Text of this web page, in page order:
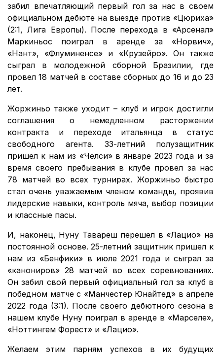
забил впечатляющий первый гол за нас в своем
официальном дебюте на выезде против «Цюриха»
(2:1, Лига Европы). После перехода в «Арсенал»
Маркиньос поиграл в аренде за «Норвич»,
«Нант», «Флуминенсе» и «Крузейро». Он также
сыграл в молодежной сборной Бразилии, где
провел 18 матчей в составе сборных до 16 и до 23
лет.
Жоржиньо также уходит – клуб и игрок достигли
соглашения о немедленном расторжении
контракта и переходе итальянца в статус
свободного агента. 33-летний полузащитник
пришел к нам из «Челси» в январе 2023 года и за
время своего пребывания в клубе провел за нас
78 матчей во всех турнирах. Жоржиньо быстро
стал очень уважаемым членом команды, проявив
лидерские навыки, контроль мяча, выбор позиции
и классные пасы.
И, наконец, Нуну Тавареш перешел в «Лацио» на
постоянной основе. 25-летний защитник пришел к
нам из «Бенфики» в июле 2021 года и сыграл за
«канониров» 28 матчей во всех соревнованиях.
Он забил свой первый официальный гол за клуб в
победном матче с «Манчестер Юнайтед» в апреле
2022 года (3:1). После своего дебютного сезона в
нашем клубе Нуну поиграл в аренде в «Марселе»,
«Ноттингем Форест» и «Лацио».
Желаем этим парням успехов в их будущих